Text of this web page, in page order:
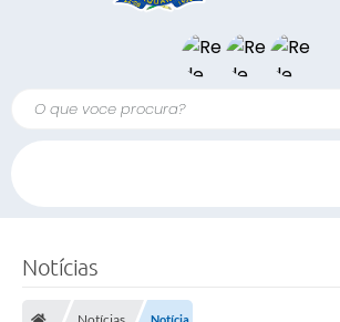
O que voce procura?
Notícias